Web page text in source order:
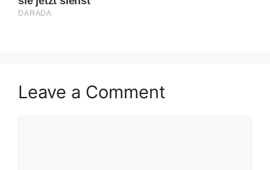
Leave a Comment